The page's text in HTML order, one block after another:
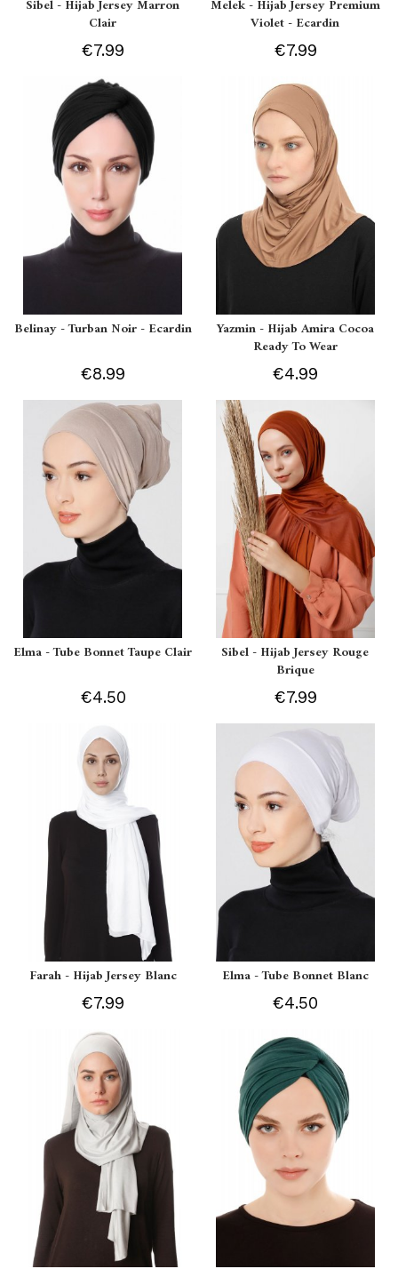
Sibel - Hijab Jersey Marron
Clair
€7.99
Melek - Hijab Jersey Premium
Violet - Ecardin
€7.99
Belinay - Turban Noir - Ecardin
€8.99
Yazmin - Hijab Amira Cocoa
Ready To Wear
€4.99
Elma - Tube Bonnet Taupe Clair
€4.50
Sibel - Hijab Jersey Rouge
Brique
€7.99
Farah - Hijab Jersey Blanc
€7.99
Elma - Tube Bonnet Blanc
€4.50